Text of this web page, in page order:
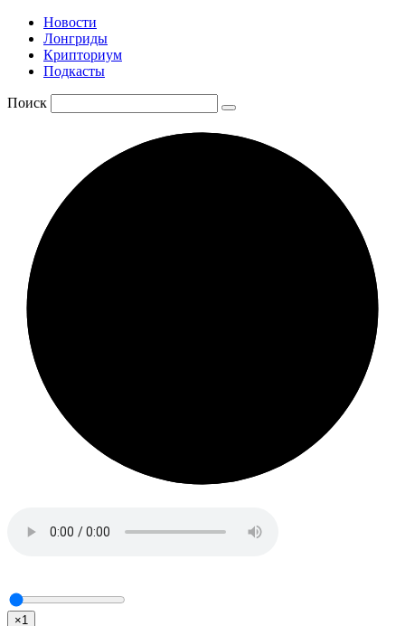
Новости
Лонгриды
Крипториум
Подкасты
Поиск
×1